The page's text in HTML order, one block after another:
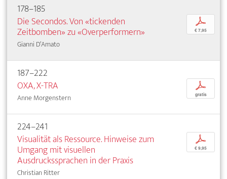
178–185
Die Secondos. Von «tickenden
Zeitbomben» zu «Overperformern»
Gianni D’Amato
p
€ 7,95
187–222
OXA, X-TRA
Anne Morgenstern
p
gratis
224–241
Visualität als Ressource. Hinweise zum
Umgang mit visuellen
Ausdruckssprachen in der Praxis
Christian Ritter
p
€ 9,95